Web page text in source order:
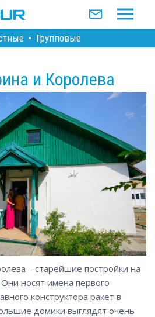
• Групповые
и Королева
– старейшие постройки на
Они носят имена первого
конструктора ракет в
домики выглядят очень